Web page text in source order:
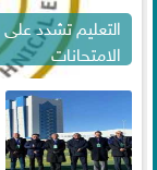
الامتحانات